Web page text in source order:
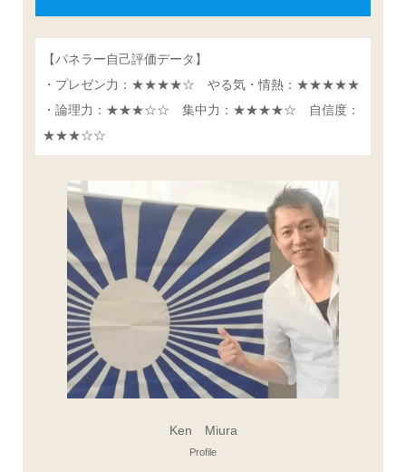
【パネラー自己評価データ】
・プレゼン力：★★★★☆ やる気・情熱：★★★★★
・論理力：★★★☆☆ 集中力：★★★★☆ 自信度：
★★★☆☆
Ken Miura
Profile